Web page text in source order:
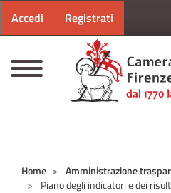
Menu profilo utente
Accedi Registrati
Home Amministrazione
Piano degli indicatori e dei